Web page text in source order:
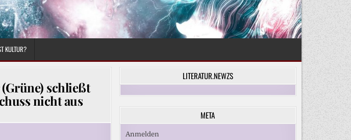
KULTUR?
schließt
nicht aus
LITERATUR.NEWZS
META
Anmelden